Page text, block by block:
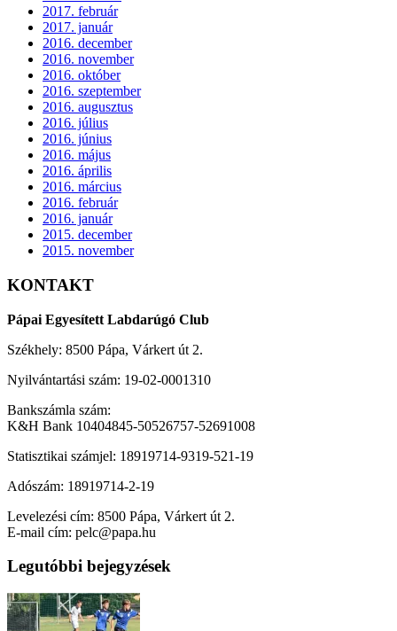
2017. február
2017. január
2016. december
2016. november
2016. október
2016. szeptember
2016. augusztus
2016. július
2016. június
2016. május
2016. április
2016. március
2016. február
2016. január
2015. december
2015. november
KONTAKT
Pápai Egyesített Labdarúgó Club
Székhely: 8500 Pápa, Várkert út 2.
Nyilvántartási szám: 19-02-0001310
Bankszámla szám:
K&H Bank 10404845-50526757-52691008
Statisztikai számjel: 18919714-9319-521-19
Adószám: 18919714-2-19
Levelezési cím: 8500 Pápa, Várkert út 2.
E-mail cím: pelc@papa.hu
Legutóbbi bejegyzések